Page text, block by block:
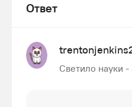
Ответ
Светило науки